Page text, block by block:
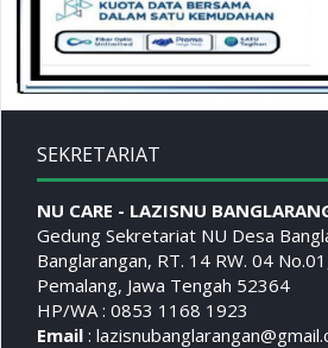
SEKRETARIAT
NU CARE - LAZISNU
Gedung Sekretariat NU Desa
Banglarangan, RT. 14 RW. 04
Pemalang, Jawa Tengah 52364
HP/WA : 0853 1168 1923
Email: